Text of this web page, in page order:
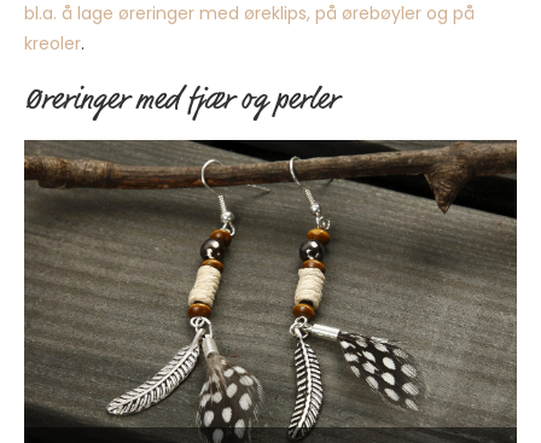
bl.a. å lage øreringer med øreklips, på ørebøyler og på
kreoler.
Øreringer med fjær og perler